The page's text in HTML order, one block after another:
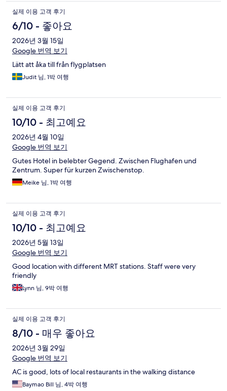
실제 이용 고객 후기
6/10 - 좋아요
2026년 3월 15일
Google 번역 보기
Lätt att åka till från flygplatsen
Judit 님, 1박 여행
실제 이용 고객 후기
10/10 - 최고예요
2026년 4월 10일
Google 번역 보기
Gutes Hotel in belebter Gegend. Zwischen Flughafen und
Zentrum. Super für kurzen Zwischenstop.
Meike 님, 1박 여행
실제 이용 고객 후기
10/10 - 최고예요
2026년 5월 13일
Google 번역 보기
Good location with different MRT stations. Staff were very
friendly
Lynn 님, 9박 여행
실제 이용 고객 후기
8/10 - 매우 좋아요
2026년 3월 29일
Google 번역 보기
AC is good, lots of local restaurants in the walking distance
Baymao Bill 님, 4박 여행